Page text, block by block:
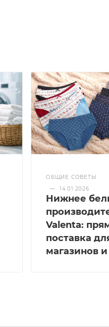
ОБЩИЕ СОВЕТЫ
—
14.01.2026
Нижнее
Valenta:
поставка
магазинов